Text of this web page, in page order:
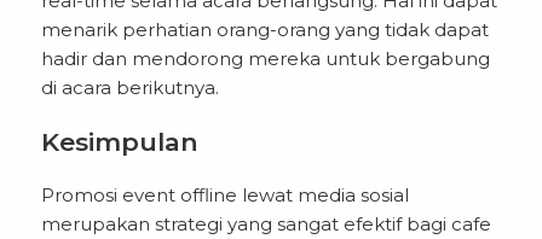
menarik perhatian orang-orang yang tidak dapat
hadir dan mendorong mereka untuk bergabung
di acara berikutnya.
Kesimpulan
Promosi event offline lewat media sosial
merupakan strategi yang sangat efektif bagi cafe